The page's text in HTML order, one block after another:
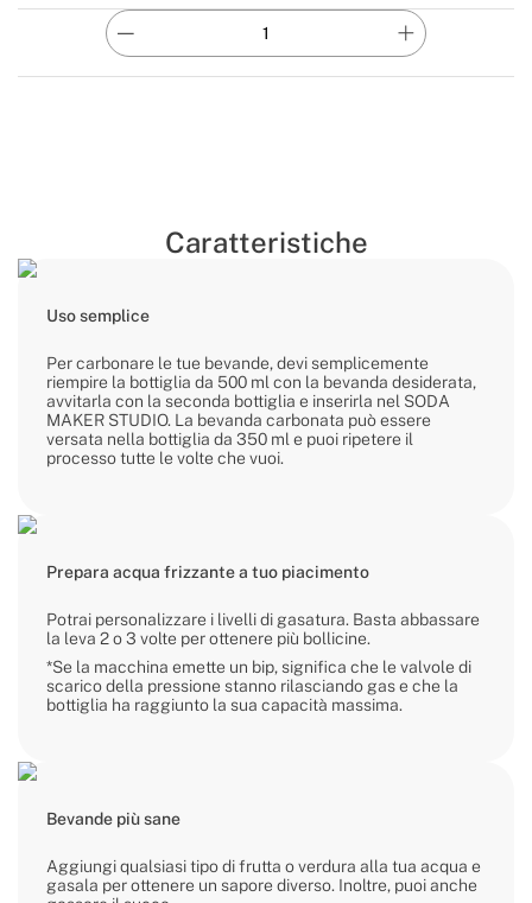
Caratteristiche
Uso semplice
Per carbonare le tue bevande, devi semplicemente
riempire la bottiglia da 500 ml con la bevanda desiderata,
avvitarla con la seconda bottiglia e inserirla nel SODA
MAKER STUDIO. La bevanda carbonata può essere
versata nella bottiglia da 350 ml e puoi ripetere il
processo tutte le volte che vuoi.
Prepara acqua frizzante a tuo piacimento
Potrai personalizzare i livelli di gasatura. Basta abbassare
la leva 2 o 3 volte per ottenere più bollicine.
*Se la macchina emette un bip, significa che le valvole di
scarico della pressione stanno rilasciando gas e che la
bottiglia ha raggiunto la sua capacità massima.
Bevande più sane
Aggiungi qualsiasi tipo di frutta o verdura alla tua acqua e
gasala per ottenere un sapore diverso. Inoltre, puoi anche